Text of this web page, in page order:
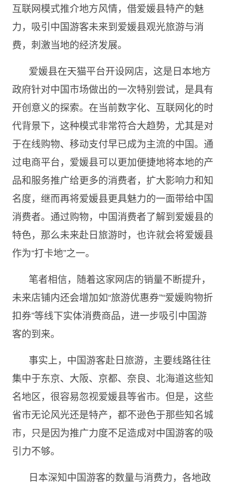
互联网模式推介地方风情，借爱媛县特产的魅
力，吸引中国游客未来到爱媛县观光旅游与消
费，刺激当地的经济发展。
爱媛县在天猫平台开设网店，这是日本地方
政府针对中国市场做出的一次特别尝试，是具有
开创意义的探索。在当前数字化、互联网化的时
代背景下，这种模式非常符合大趋势，尤其是对
于在线购物、移动支付早已成为主流的中国。通
过电商平台，爱媛县可以更加便捷地将本地的产
品和服务推广给更多的消费者，扩大影响力和知
名度，继而再将爱媛县更具魅力的一面带给中国
消费者。通过购物，中国消费者了解到爱媛县的
特色，那么未来赴日旅游时，也许就会将爱媛县
作为“打卡地”之一。
笔者相信，随着这家网店的销量不断提升，
未来店铺内还会增加如“旅游优惠券”“爱媛购物折
扣券”等线下实体消费商品，进一步吸引中国游
客的到来。
事实上，中国游客赴日旅游，主要线路往往
集中于东京、大阪、京都、奈良、北海道这些知
名地区，很容易忽视爱媛县等省市。但是，这些
省市无论风光还是特产，都不逊色于那些知名城
市，只是因为推广力度不足造成对中国游客的吸
引力不够。
日本深知中国游客的数量与消费力，各地政